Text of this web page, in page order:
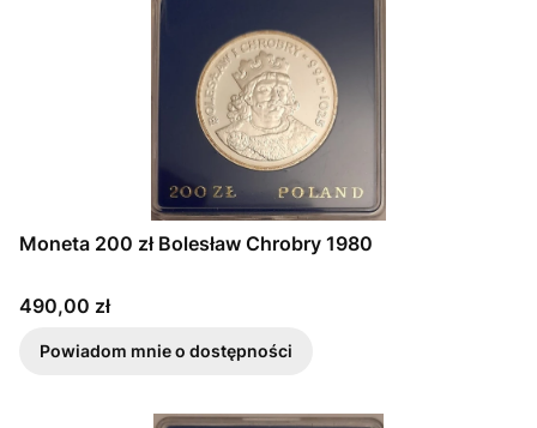
Moneta 200 zł Bolesław Chrobry 1980
Cena
490,00 zł
Powiadom mnie o dostępności